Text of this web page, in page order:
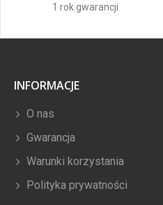
1 rok gwarancji
INFORMACJE
O nas
Gwarancja
Warunki korzystania
Polityka prywatności